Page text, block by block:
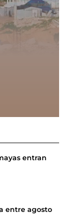
entran
entre agosto